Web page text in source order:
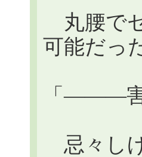
丸腰で
可能だっ
「―――
忌々し